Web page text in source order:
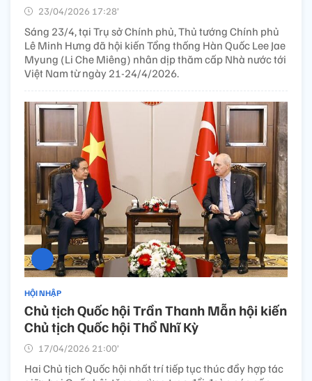
23/04/2026 17:28’
Sáng 23/4, tại Trụ sở Chính phủ, Thủ tướng Chính phủ
Lê Minh Hưng đã hội kiến Tổng thống Hàn Quốc Lee Jae
Myung (Li Che Miêng) nhân dịp thăm cấp Nhà nước tới
Việt Nam từ ngày 21-24/4/2026.
HỘI NHẬP
Chủ tịch Quốc hội Trần Thanh Mẫn hội kiến
Chủ tịch Quốc hội Thổ Nhĩ Kỳ
17/04/2026 21:00’
Hai Chủ tịch Quốc hội nhất trí tiếp tục thúc đẩy hợp tác